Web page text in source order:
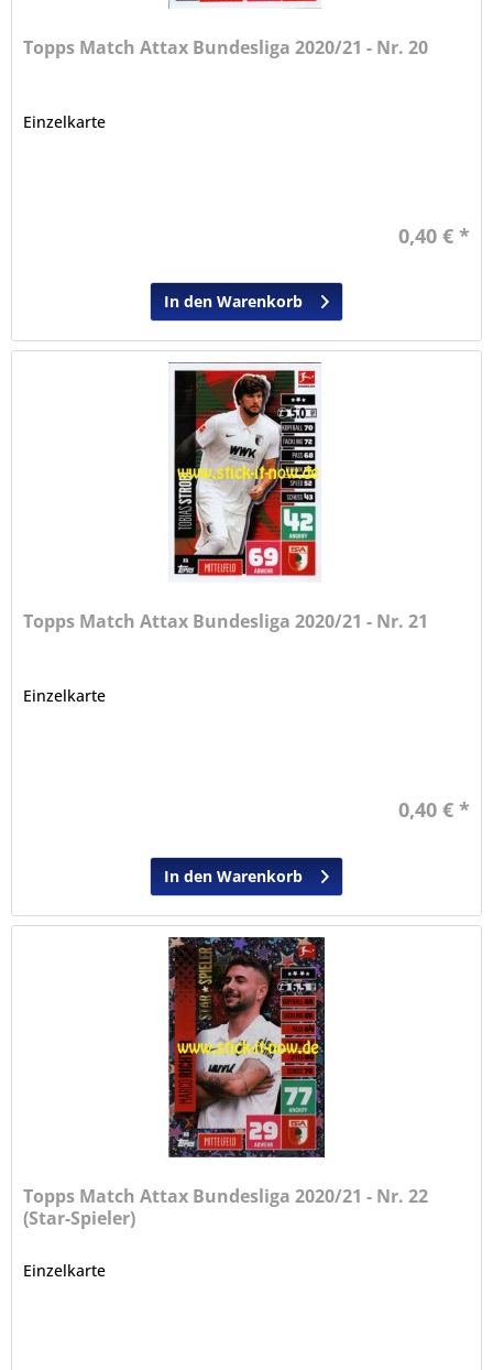
Topps Match Attax Bundesliga 2020/21 - Nr. 20
Einzelkarte
0,40 € *
In den Warenkorb
Topps Match Attax Bundesliga 2020/21 - Nr. 21
Einzelkarte
0,40 € *
In den Warenkorb
Topps Match Attax Bundesliga 2020/21 - Nr. 22
(Star-Spieler)
Einzelkarte